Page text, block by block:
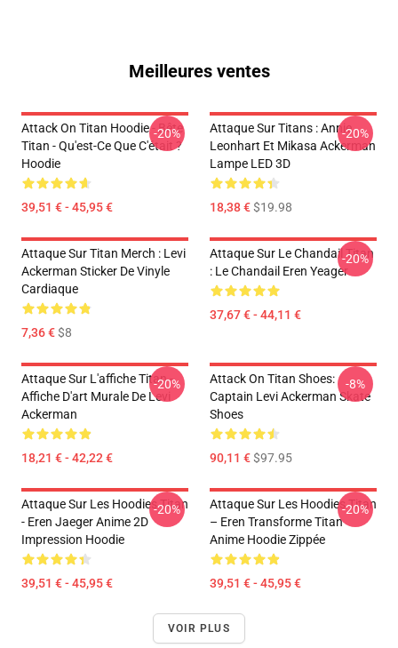
Meilleures ventes
Attack On Titan Hoodie - Bête
Titan - Qu'est-Ce Que C'était ?
Hoodie
39,51 € - 45,95 €
-20%
Attaque Sur Titans : Annie
Leonhart Et Mikasa Ackerman
Lampe LED 3D
18,38 €$19.98
-20%
Attaque Sur Titan Merch : Levi
Ackerman Sticker De Vinyle
Cardiaque
7,36 €$8
Attaque Sur Le Chandail Titan
: Le Chandail Eren Yeager
37,67 € - 44,11 €
-20%
Attaque Sur L'affiche Titan -
Affiche D'art Murale De Levi
Ackerman
18,21 € - 42,22 €
-20%
Attack On Titan Shoes:
Captain Levi Ackerman Skate
Shoes
90,11 €$97.95
-8%
Attaque Sur Les Hoodies Titan
- Eren Jaeger Anime 2D
Impression Hoodie
39,51 € - 45,95 €
-20%
Attaque Sur Les Hoodies Titan
– Eren Transforme Titan
Anime Hoodie Zippée
39,51 € - 45,95 €
-20%
VOIR PLUS